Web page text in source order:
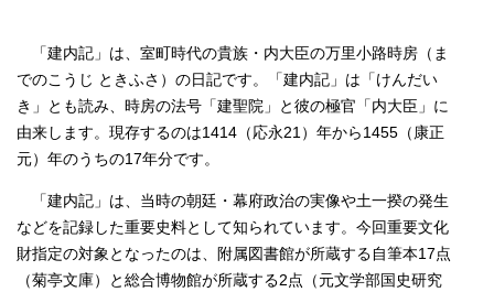
「建内記」は、室町時代の貴族・内大臣の万里小路時房（ま
でのこうじ ときふさ）の日記です。「建内記」は「けんだい
き」とも読み、時房の法号「建聖院」と彼の極官「内大臣」に
由来します。現存するのは1414（応永21）年から1455（康正
元）年のうちの17年分です。
「建内記」は、当時の朝廷・幕府政治の実像や土一揆の発生
などを記録した重要史料として知られています。今回重要文化
財指定の対象となったのは、附属図書館が所蔵する自筆本17点
（菊亭文庫）と総合博物館が所蔵する2点（元文学部国史研究